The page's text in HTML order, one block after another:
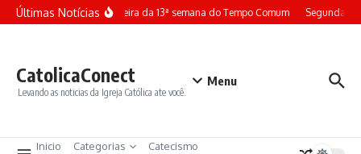
Ir para o conteúdo
Últimas NotíciasTerça-feira da 13ª semana do Tempo Comum Segunda-
CatolicaConect
Levando as noticias da Igreja Católica ate você.
Menu
Inicio Categorias
Catecismo